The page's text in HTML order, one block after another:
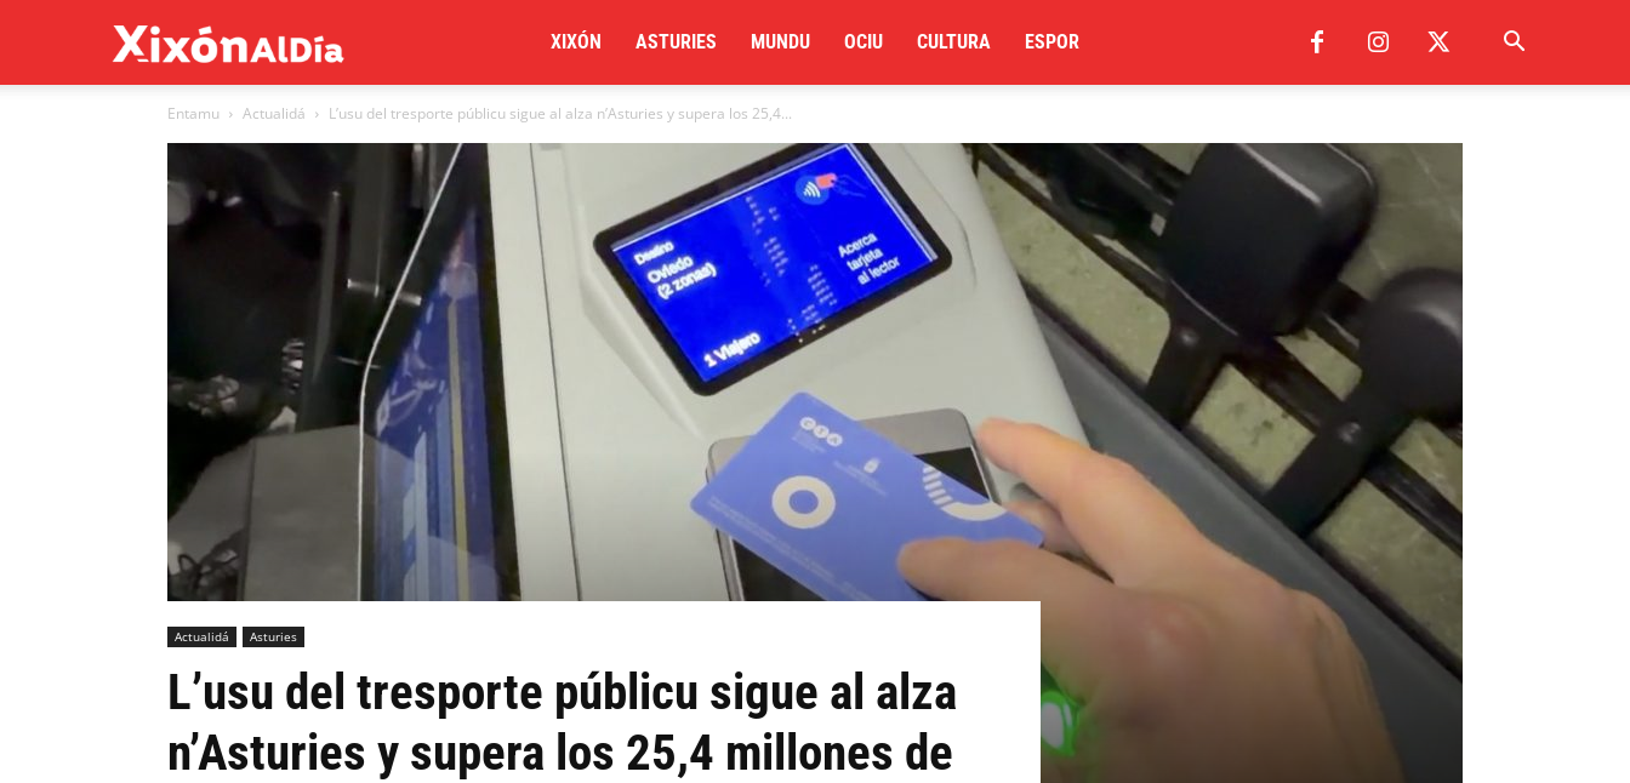
al
XIXÓN ASTURIES MUNDU OCIU CULTURA ESPOR
Entamu Actualidá L’usu del tresporte públicu sigue al alza n’Asturies y supera los 25,4...
Actualidá Asturies
L’usu del tresporte públicu sigue al alza
n’Asturies y supera los 25,4 millones de